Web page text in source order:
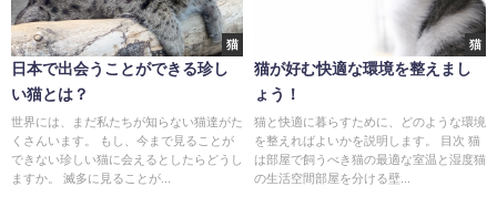
猫
日本で出会うことができる珍し
い猫とは？
世界には、まだ私たちが知らない猫達がた
くさんいます。 もし、今まで見ることが
できない珍しい猫に会えるとしたらどうし
ますか。 滅多に見ることが...
猫
猫が好む快適な環境を整えまし
ょう！
猫と快適に暮らすために、どのような環境
を整えればよいかを説明します。 目次 猫
は部屋で飼うべき猫の最適な室温と湿度猫
の生活空間部屋を分ける壁...